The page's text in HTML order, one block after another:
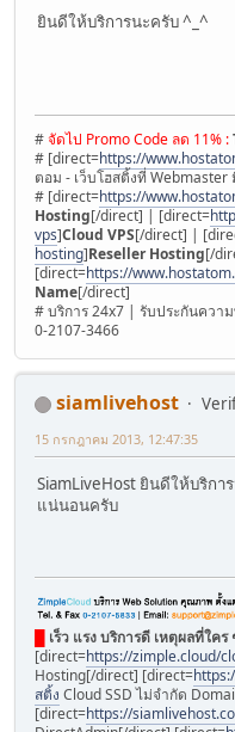
ยินดีให้บริการนะครับ ^_^
#จัดไป Promo Code ลด 11% :
# [direct=https://
ตอม - เว็บโฮสติ้งที่ Webmaster
# [direct=https://
Hosting[/direct] | [direct=
vps]Cloud VPS[/direct] |
hosting]Reseller Hosting[/
[direct=https://
Name[/direct]
# บริการ 24x7 | รับประกันควา
0-2107-3466
siamlivehost
15 กรกฎาคม 2013, 12:47:35
SiamLiveHost ยินดีให้บริกา
แน่นอนครับ
เร็ว แรง บริการดี เหตุผลที่ใคร
[direct=https://zimple.cloud/
Hosting[/direct] [direct=
สติ้ง Cloud SSD ไม่จำกัด
[direct=https://